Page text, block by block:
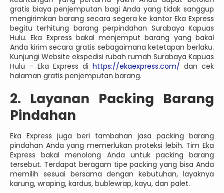
gratis biaya penjemputan bagi Anda yang tidak sanggup
mengirimkan barang secara segera ke kantor Eka Express
begitu terhitung barang perpindahan Surabaya Kapuas
Hulu. Eka Express bakal menjemput barang yang bakal
Anda kirim secara gratis sebagaimana ketetapan berlaku.
Kunjungi Website ekspedisi rubah rumah Surabaya Kapuas
Hulu – Eka Express di https://ekaexpress.com/ dan cek
halaman gratis penjemputan barang.
2. Layanan Packing Barang
Pindahan
Eka Express juga beri tambahan jasa packing barang
pindahan Anda yang memerlukan proteksi lebih. Tim Eka
Express bakal menolong Anda untuk packing barang
tersebut. Terdapat beragam tipe packing yang bisa Anda
memilih sesuai bersama dengan kebutuhan, layaknya
karung, wraping, kardus, bublewrap, kayu, dan palet.